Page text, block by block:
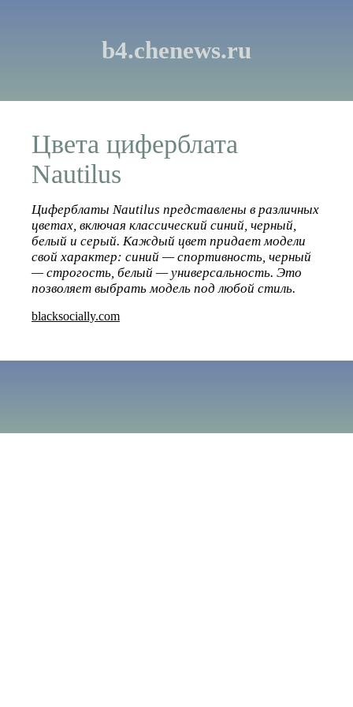
b4.chenews.ru
Цвета циферблата
Nautilus
Циферблаты Nautilus представлены в различных
цветах, включая классический синий, черный,
белый и серый. Каждый цвет придает модели
свой характер: синий — спортивность, черный
— строгость, белый — универсальность. Это
позволяет выбрать модель под любой стиль.
blacksocially.com